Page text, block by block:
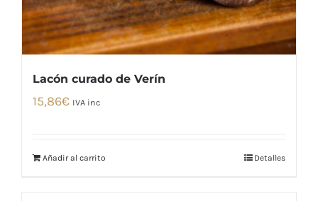
Lacón curado de Verín
15,86€ IVA inc
Añadir al carrito Detalles